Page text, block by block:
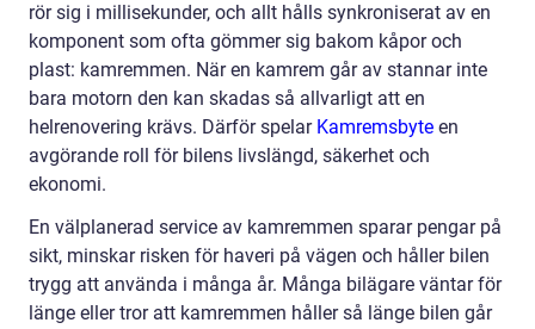
rör sig i millisekunder, och allt hålls synkroniserat av en
komponent som ofta gömmer sig bakom kåpor och
plast: kamremmen. När en kamrem går av stannar inte
bara motorn den kan skadas så allvarligt att en
helrenovering krävs. Därför spelar Kamremsbyte en
avgörande roll för bilens livslängd, säkerhet och
ekonomi.
En välplanerad service av kamremmen sparar pengar på
sikt, minskar risken för haveri på vägen och håller bilen
trygg att använda i många år. Många bilägare väntar för
länge eller tror att kamremmen håller så länge bilen går